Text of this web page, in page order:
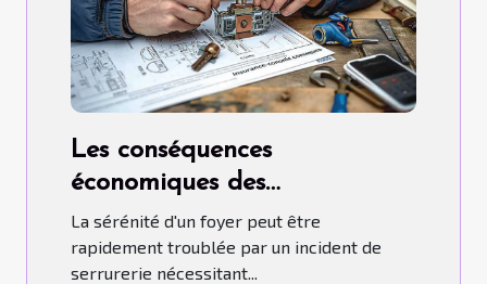
Les conséquences
économiques des
interventions de serrurier en
urgence pour les assurances
La sérénité d'un foyer peut être
rapidement troublée par un incident de
serrurerie nécessitant...